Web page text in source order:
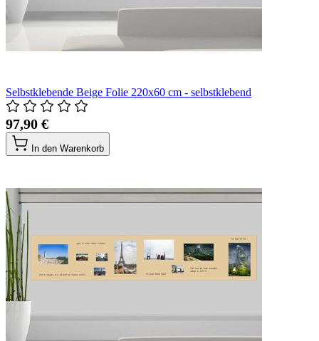
Selbstklebende Beige Folie 220x60 cm - selbstklebend
97,90 €
In den Warenkorb